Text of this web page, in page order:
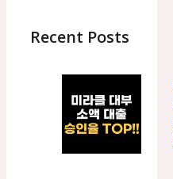
Recent Posts